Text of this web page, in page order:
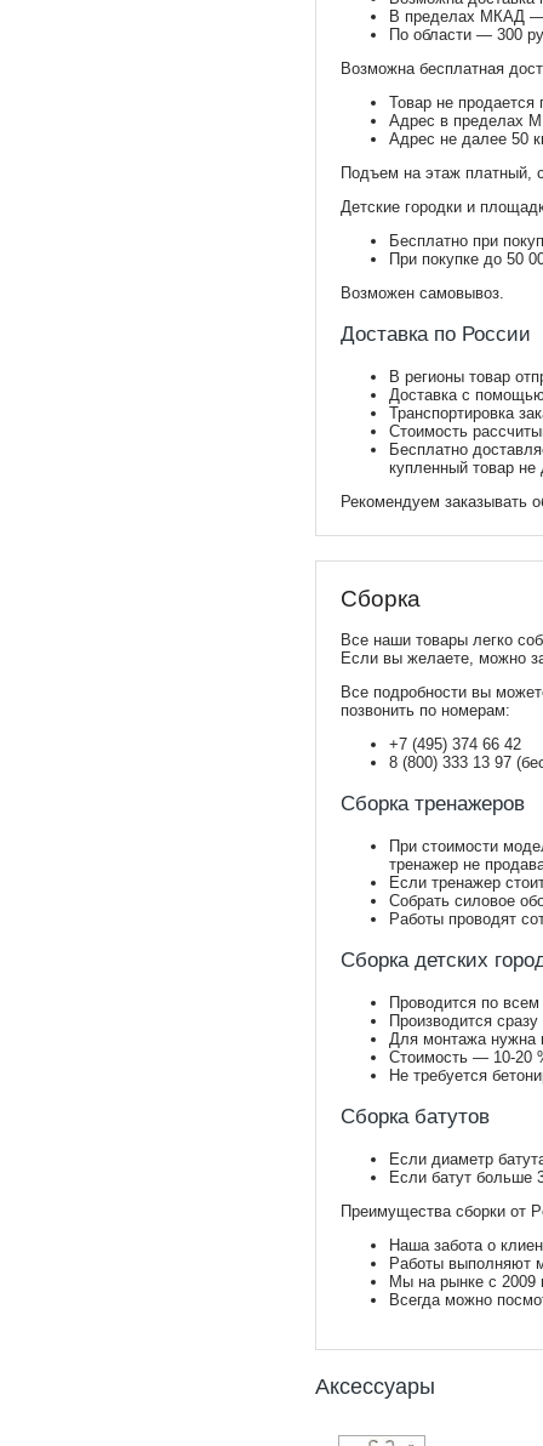
В пределах МКАД —
По области — 300
Возможна бесплатная
Товар не продается
Адрес в пределах
Адрес не далее 50
Подъем на этаж платный,
Детские городки и
Бесплатно при
При покупке до 50
Возможен самовывоз.
Доставка по России
В регионы товар
Доставка с
Транспортировка
Стоимость
Бесплатно
купленный товар не
Рекомендуем заказывать
Сборка
Все наши товары легко
Если вы желаете, можно
Все подробности вы
позвонить по номерам:
+7 (495) 374 66 42
8 (800) 333 13 97
Сборка тренажеров
При стоимости
тренажер не
Если тренажер
Собрать силовое
Работы проводят
Сборка детских
Проводится по всем
Производится
Для монтажа нужна
Стоимость — 10-20
Не требуется
Сборка батутов
Если диаметр
Если батут больше
Преимущества сборки от
Наша забота о
Работы выполняют
Мы на рынке с 2009
Всегда можно
Аксессуары